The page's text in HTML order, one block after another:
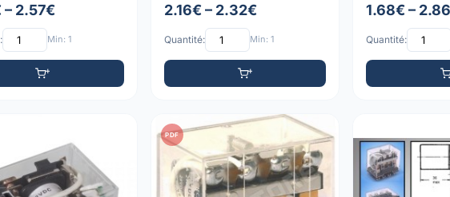
– 2.57€
Min: 1
2.16€ – 2.32€
Quantité: Min: 1
1.68€ –
Quantité:
PDF